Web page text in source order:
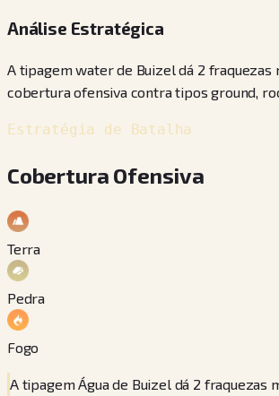
Análise Estratégica
A tipagem water de Buizel dá 2 fraquezas
cobertura ofensiva contra tipos ground,
Estratégia de Batalha
Cobertura Ofensiva
Terra
Pedra
Fogo
A tipagem Água de Buizel dá 2 fraquezas